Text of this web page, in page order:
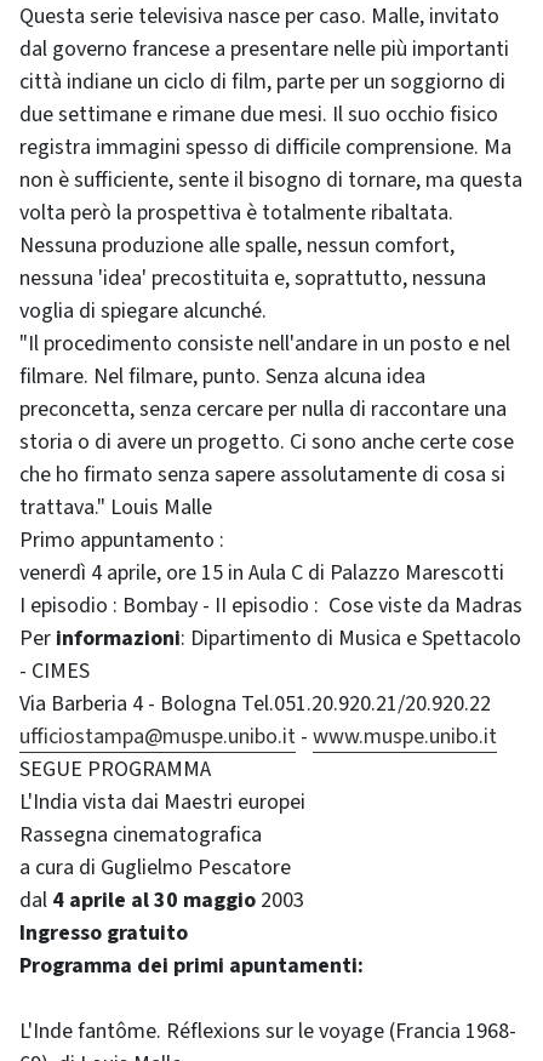
Questa serie televisiva nasce per caso. Malle, invitato
dal governo francese a presentare nelle più importanti
città indiane un ciclo di film, parte per un soggiorno di
due settimane e rimane due mesi. Il suo occhio fisico
registra immagini spesso di difficile comprensione. Ma
non è sufficiente, sente il bisogno di tornare, ma questa
volta però la prospettiva è totalmente ribaltata.
Nessuna produzione alle spalle, nessun comfort,
nessuna 'idea' precostituita e, soprattutto, nessuna
voglia di spiegare alcunché.
"Il procedimento consiste nell'andare in un posto e nel
filmare. Nel filmare, punto. Senza alcuna idea
preconcetta, senza cercare per nulla di raccontare una
storia o di avere un progetto. Ci sono anche certe cose
che ho firmato senza sapere assolutamente di cosa si
trattava." Louis Malle
Primo appuntamento :
venerdì 4 aprile, ore 15 in Aula C di Palazzo Marescotti
I episodio : Bombay - II episodio : Cose viste da Madras
Per informazioni: Dipartimento di Musica e Spettacolo
- CIMES
Via Barberia 4 - Bologna Tel.051.20.920.21/20.920.22
ufficiostampa@muspe.unibo.it - www.muspe.unibo.it
SEGUE PROGRAMMA
L'India vista dai Maestri europei
Rassegna cinematografica
a cura di Guglielmo Pescatore
dal 4 aprile al 30 maggio 2003
Ingresso gratuito
Programma dei primi apuntamenti:
L'Inde fantôme. Réflexions sur le voyage (Francia 1968-